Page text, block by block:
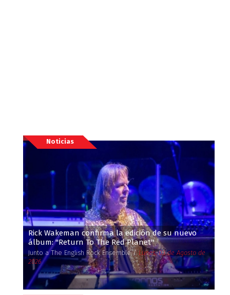
Noticias
Rick Wakeman confirma la edición de su nuevo
álbum: ''Return To The Red Planet''
Junto a The English Rock Ensemble /Lunes, 03 de Agosto de
2026